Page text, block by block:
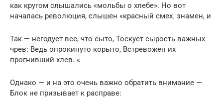
как кругом слышались «мольбы о хлебе». Но вот
началась революция, слышен «красный смех. знамен, и
Так — негодует все, что сыто, Тоскует сырость важных
чрев: Ведь опрокинуто корыто, Встревожен их
прогнивший хлев. «
Однако — и на это очень важно обратить внимание —
Блок не призывает к расправе: